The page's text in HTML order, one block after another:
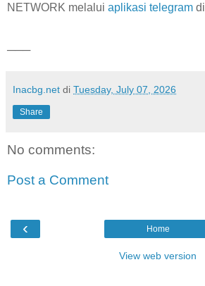
NETWORK melalui aplikasi telegram di
───
Inacbg.net di Tuesday, July 07, 2026
Share
No comments:
Post a Comment
‹ Home
View web version